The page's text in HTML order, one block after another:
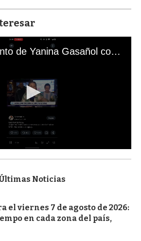
El mal momento de Yanina Gasañol con un hincha argentino en "Subrayado"
Noticias
el viernes 7 de agosto de 2026:
en cada zona del país,